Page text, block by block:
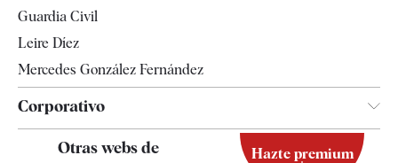
Guardia Civil
Leire Díez
Mercedes González Fernández
Corporativo
Contacto
Otras webs de Hazte premium